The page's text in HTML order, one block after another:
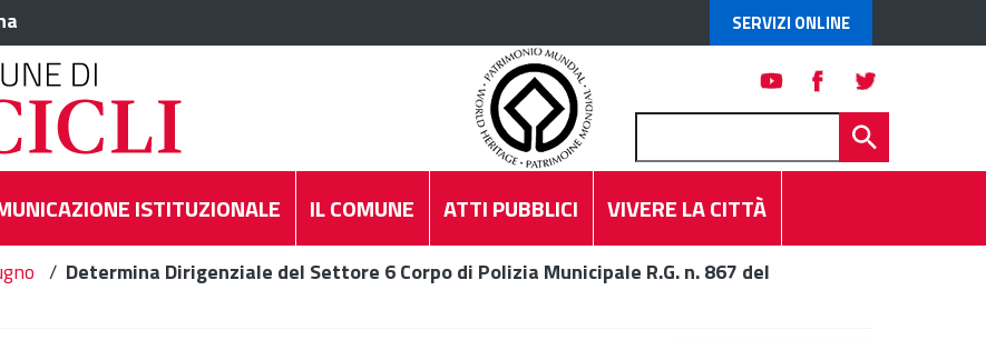
SERVIZI ONLINE
ISTITUZIONALE IL COMUNE ATTI PUBBLICI VIVERE LA CITTÀ
/ Determina Dirigenziale del Settore 6 Corpo di Polizia Municipale R.G. n. 867 del